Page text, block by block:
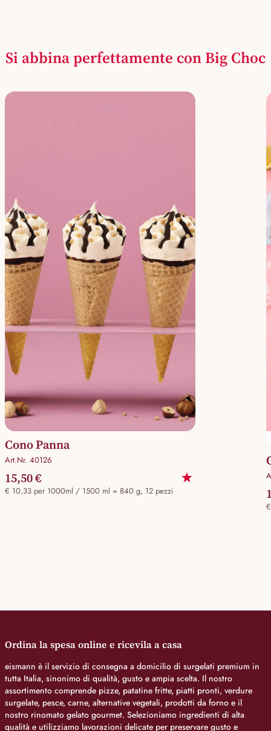
Si abbina perfettamente con Big Choc
Cono Panna
Art.Nr. 40126
15,50 €
€ 10,33 per 1000ml / 1500 ml = 840 g, 12 pezzi
Ordina la spesa online e ricevila a casa
eismann è il servizio di consegna a domicilio di surgelati premium in
tutta Italia, sinonimo di qualità, gusto e ampia scelta. Il nostro
assortimento comprende pizze, patatine fritte, piatti pronti, verdure
surgelate, pesce, carne, alternative vegetali, prodotti da forno e il
nostro rinomato gelato gourmet. Selezioniamo ingredienti di alta
qualità e utilizziamo lavorazioni delicate per preservare gusto e